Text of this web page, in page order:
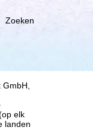
elk
landen
Zoeken